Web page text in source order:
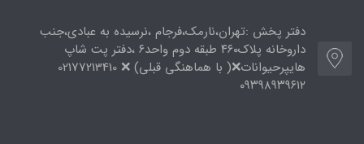
دفتر پخش :تهران،نارمک،فرجام ،نرسیده به عبادی،جنب
داروخانه پلاک۴۶۰ طبقه دوم واحد۶ ،دفتر پت شاپ
هایپرحیوانات❌( با هماهنگی قبلی) ❌ 02177213410
۰۹۳۹۸۹۳۹۶۱۲